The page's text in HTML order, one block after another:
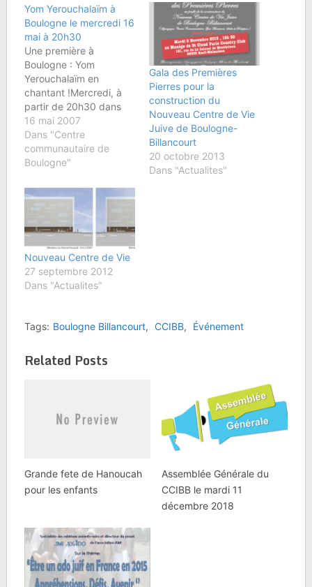
Yom Yerouchalaïm à
Boulogne le mercredi 16
mai à 20h30
Une première à
Boulogne : Yom
Yerouchalaïm en
chantant !Mercredi, à
partir de 20h30 dans
l'espace communautaire
de la Synagogue, nous
célébrerons les 40 ans
de l'unité retrouvée de
grande première : une
soirée de Chira
Betsibour, au cours de
laquelle nous
chanterons ensemble
des chants sur…
16 mai 2007
Dans "Centre
communautaire de
Boulogne"
Gala des Premières
Pierres pour la
construction du
Nouveau Centre de Vie
Juive de Boulogne-
Billancourt
20 octobre 2013
Dans "Actualites"
Nouveau Centre de Vie
27 septembre 2012
Dans "Actualites"
Tags: Boulogne Billancourt, CCIBB, Événement
Related Posts
Grande fete de Hanoucah
pour les enfants
Assemblée Générale du
CCIBB le mardi 11
décembre 2018